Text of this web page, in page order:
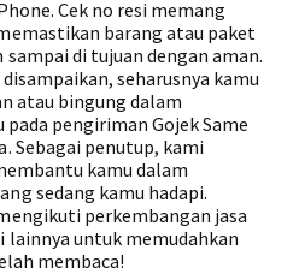
Cek no resi memang
barang atau paket
di tujuan dengan aman.
seharusnya kamu
atau bingung dalam
pengiriman Gojek Same
Sebagai penutup, kami
kamu dalam
sedang kamu hadapi.
perkembangan jasa
untuk memudahkan
membaca!